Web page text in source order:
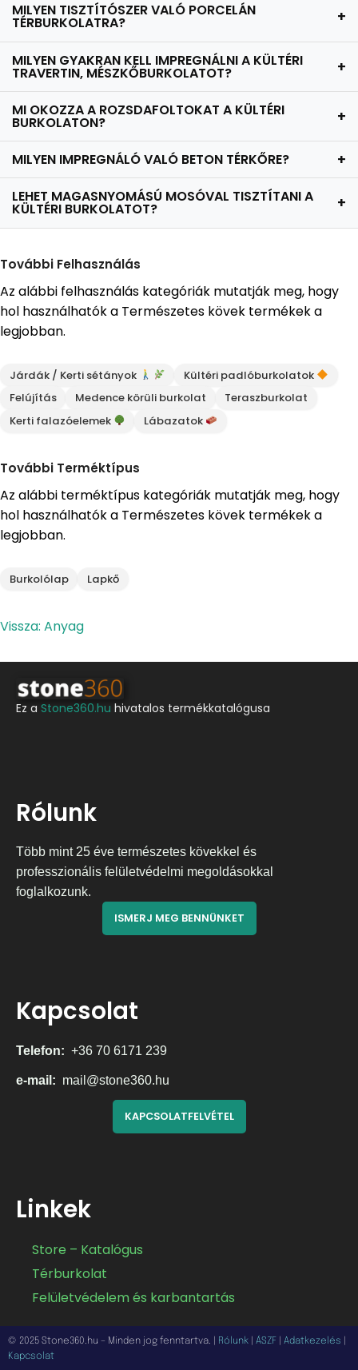
MILYEN TISZTÍTÓSZER VALÓ PORCELÁN
TÉRBURKOLATRA? +
MILYEN GYAKRAN KELL IMPREGNÁLNI A KÜLTÉRI
TRAVERTIN, MÉSZKŐBURKOLATOT? +
MI OKOZZA A ROZSDAFOLTOKAT A KÜLTÉRI
BURKOLATON? +
MILYEN IMPREGNÁLÓ VALÓ BETON TÉRKŐRE? +
LEHET MAGASNYOMÁSÚ MOSÓVAL TISZTÍTANI A
KÜLTÉRI BURKOLATOT? +
További Felhasználás
Az alábbi felhasználás kategóriák mutatják meg, hogy
hol használhatók a Természetes kövek termékek a
legjobban.
Járdák / Kerti sétányok
Kültéri padlóburkolatok
Felújítás
Medence körüli burkolat
Teraszburkolat
Kerti falazóelemek
Lábazatok
További Terméktípus
Az alábbi terméktípus kategóriák mutatják meg, hogy
hol használhatók a Természetes kövek termékek a
legjobban.
Burkolólap Lapkő
Vissza: Anyag
Ez a Stone360.hu hivatalos termékkatalógusa
Rólunk
Több mint 25 éve természetes kövekkel és
professzionális felületvédelmi megoldásokkal
foglalkozunk.
ISMERJ MEG BENNÜNKET
Kapcsolat
Telefon: +36 70 6171 239
e-mail: mail@stone360.hu
KAPCSOLATFELVÉTEL
Linkek
Store – Katalógus
Térburkolat
Felületvédelem és karbantartás
© 2025 Stone360.hu – Minden jog fenntartva. | Rólunk ÁSZF Adatkezelés
Kapcsolat